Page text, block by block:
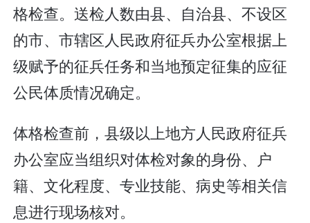
格检查。送检人数由县、自治县、不设区
的市、市辖区人民政府征兵办公室根据上
级赋予的征兵任务和当地预定征集的应征
公民体质情况确定。
体格检查前，县级以上地方人民政府征兵
办公室应当组织对体检对象的身份、户
籍、文化程度、专业技能、病史等相关信
息进行现场核对。